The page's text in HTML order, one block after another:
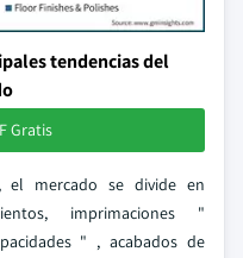
tendencias del
Gratis
mercado se divide en
imprimaciones "
" , acabados de